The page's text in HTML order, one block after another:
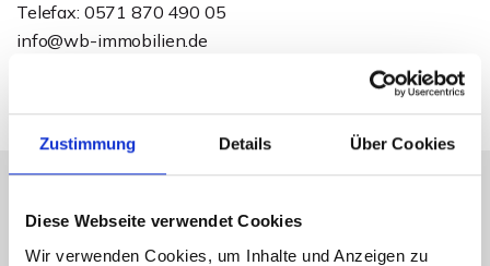
Zustimmung Details Über Cookies
Diese Webseite verwendet Cookies
Wir verwenden Cookies, um Inhalte und Anzeigen zu
Telefax: 0571 870 490 05
info@wb-immobilien.de
Energieausweis (Bedarfsausweis)